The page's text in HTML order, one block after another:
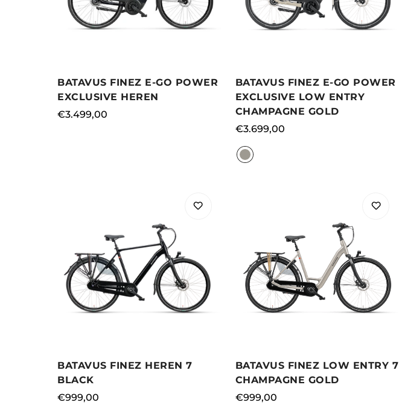
BATAVUS FINEZ E-GO POWER
EXCLUSIVE HEREN
Normale
€3.499,00
BATAVUS FINEZ E-GO POWER
EXCLUSIVE LOW ENTRY
CHAMPAGNE GOLD
Normale
€3.699,00
BATAVUS FINEZ HEREN 7
BLACK
Normale
€999,00
BATAVUS FINEZ LOW ENTRY 7
CHAMPAGNE GOLD
Normale
€999,00
NO, I'M NOT